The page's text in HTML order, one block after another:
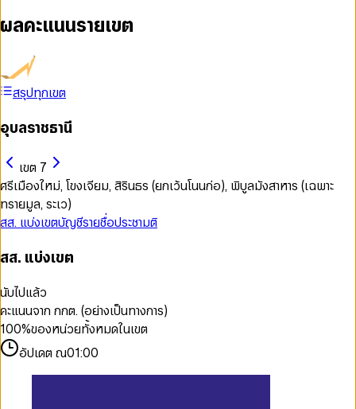
ผลคะแนนรายเขต
สรุปทุกเขต
อุบลราชธานี
เขต 7
ศรีเมืองใหม่, โขงเจียม, สิรินธร (ยกเว้นโนนก่อ), พิบูลมังสาหาร (เฉพาะ
ทรายมูล, ระเว)
สส. แบ่งเขตบัญชีรายชื่อประชามติ
สส. แบ่งเขต
นับไปแล้ว
คะแนนจาก กกต. (อย่างเป็นทางการ)
100%ของหน่วยทั้งหมดในเขต
อัปเดต ณ01:00